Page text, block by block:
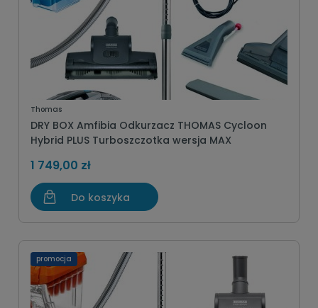
Thomas
DRY BOX Amfibia Odkurzacz THOMAS Cycloon
Hybrid PLUS Turboszczotka wersja MAX
1 749,00 zł
Do koszyka
promocja